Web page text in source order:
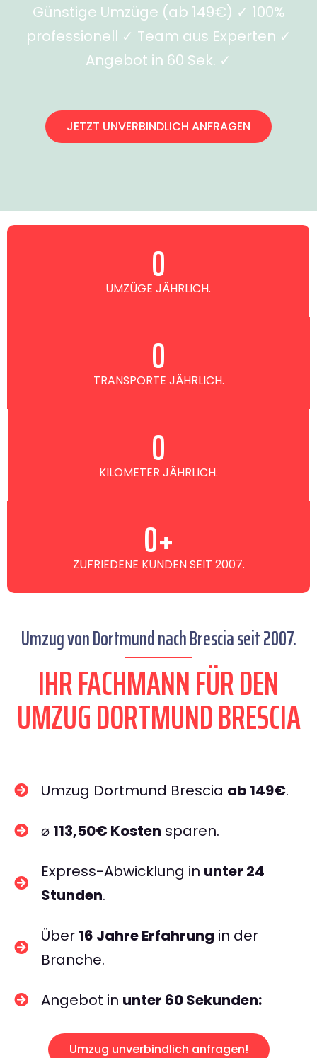
Günstige Umzüge (ab 149€) ✓ 100%
professionell ✓ Team aus Experten ✓
Angebot in 60 Sek. ✓
JETZT UNVERBINDLICH ANFRAGEN
UMZÜGE JÄHRLICH.
0
TRANSPORTE JÄHRLICH.
0
KILOMETER JÄHRLICH.
0
ZUFRIEDENE KUNDEN SEIT 2007.
0+
Umzug von Dortmund nach Brescia seit 2007.
IHR FACHMANN FÜR DEN
UMZUG DORTMUND BRESCIA
Umzug Dortmund Brescia ab 149€.
⌀ 113,50€ Kosten sparen.
Express-Abwicklung in unter 24
Stunden.
Über 16 Jahre Erfahrung in der
Branche.
Angebot in unter 60 Sekunden:
Umzug unverbindlich anfragen!